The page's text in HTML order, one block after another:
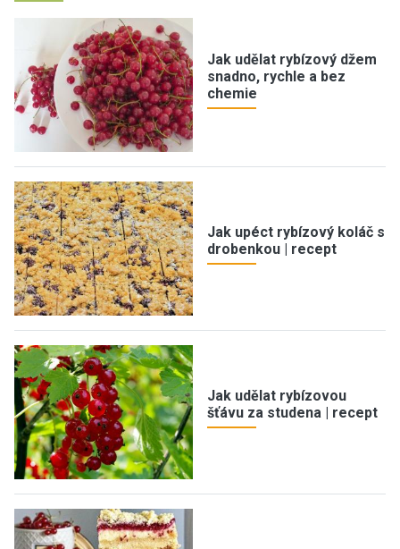
Jak udělat rybízový džem
snadno, rychle a bez
chemie
Jak upéct rybízový koláč s
drobenkou | recept
Jak udělat rybízovou
šťávu za studena | recept